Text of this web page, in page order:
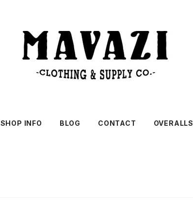
SHOP INFO BLOG CONTACT OVERALLS